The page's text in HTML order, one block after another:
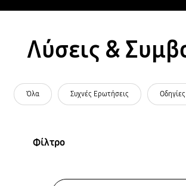
Λύσεις &
Όλα Συχνές Ερωτήσεις Οδηγίες
Φίλτρο